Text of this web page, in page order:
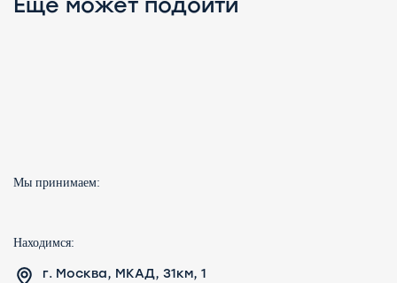
Мы принимаем:
Находимся:
г. Москва, МКАД, 31км, 1